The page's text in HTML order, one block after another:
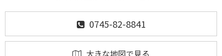
0745-82-8841
大きな地図で見る